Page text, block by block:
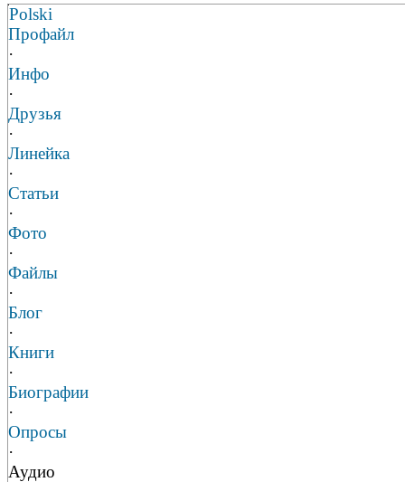
Polski
Профайл
·
Инфо
·
Друзья
·
Линейка
·
Статьи
·
Фото
·
Файлы
·
Блог
·
Книги
·
Биографии
·
Опросы
·
Аудио